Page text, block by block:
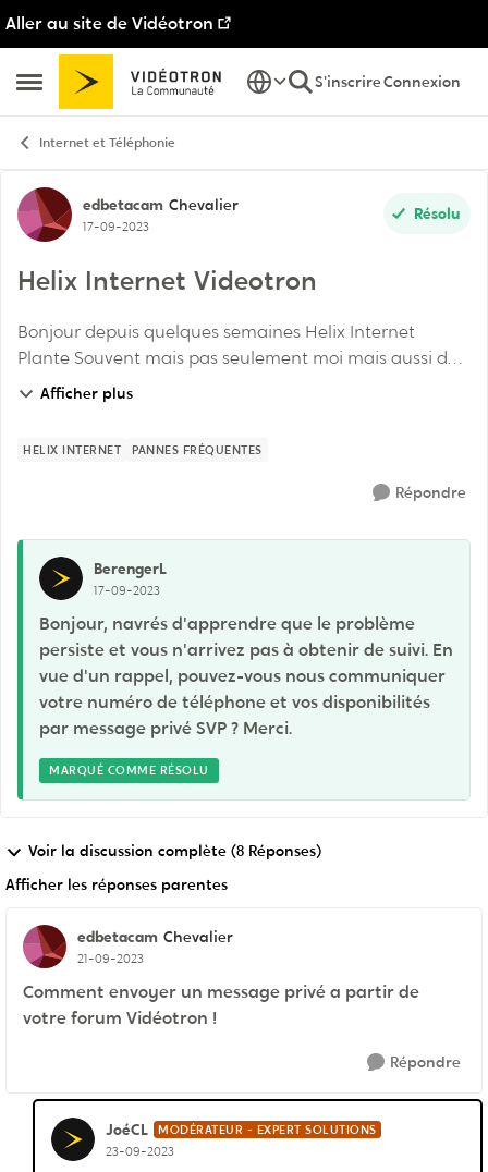
Aller au site de Vidéotron
Ouvrir Menu Latéral
Passer au contenu
S'inscrireConnexion
Internet et Téléphonie
Discussion de forum
edbetacam Chevalier
17-09-2023
Résolu
Helix Internet Videotron
Bonjour depuis quelques semaines Helix Internet
Plante Souvent mais pas seulement moi mais aussi des
voisins qui ont Hélix ou un service internet par cable ...
Afficher plus
HELIX INTERNET PANNES FRÉQUENTES
Répondre
BerengerL
17-09-2023
Bonjour, navrés d'apprendre que le problème
persiste et vous n'arrivez pas à obtenir de suivi. En
vue d'un rappel, pouvez-vous nous communiquer
votre numéro de téléphone et vos disponibilités
par message privé SVP ? Merci.
MARQUÉ COMME RÉSOLU
Voir la discussion complète (8 Réponses)
Afficher les réponses parentes
edbetacam Chevalier
21-09-2023
Comment envoyer un message privé a partir de
votre forum Vidéotron !
Répondre
JoéCL MODÉRATEUR - EXPERT SOLUTIONS
23-09-2023